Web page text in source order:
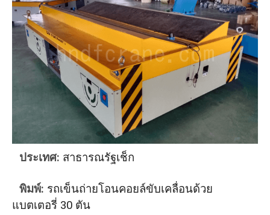
ประเทศ: สาธารณรัฐเช็ก
พิมพ์: รถเข็นถ่ายโอนคอยล์ขับเคลื่อนด้วย
แบตเตอรี่ 30 ตัน